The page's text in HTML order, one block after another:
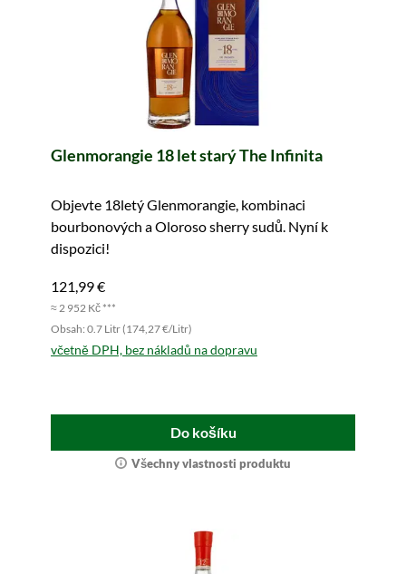
Glenmorangie 18 let starý The Infinita
Objevte 18letý Glenmorangie, kombinaci
bourbonových a Oloroso sherry sudů. Nyní k
dispozici!
121,99 €
≈ 2 952 Kč ***
Obsah: 0.7 Litr (174,27 €/Litr)
včetně DPH, bez nákladů na dopravu
Do košíku
Všechny vlastnosti produktu